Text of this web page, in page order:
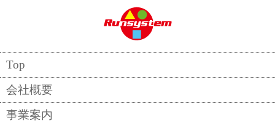
Top
会社概要
事業案内